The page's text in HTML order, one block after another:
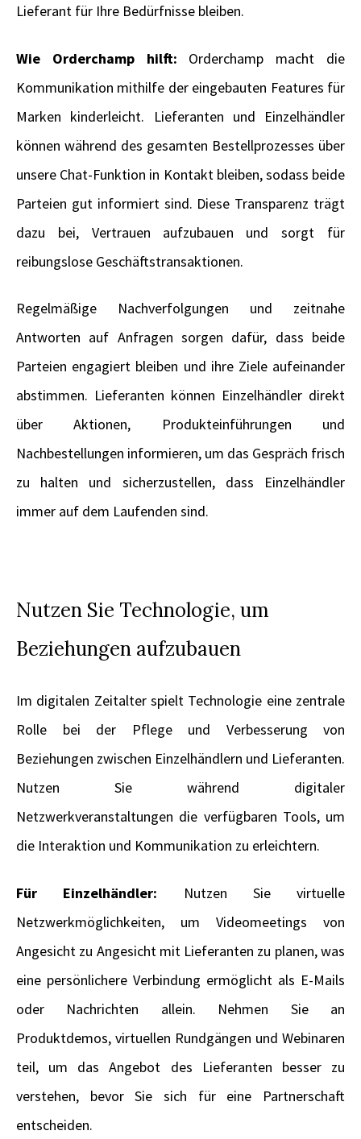
Lieferant für Ihre Bedürfnisse bleiben.
Wie Orderchamp hilft: Orderchamp macht die
Kommunikation mithilfe der eingebauten Features für
Marken kinderleicht. Lieferanten und Einzelhändler
können während des gesamten Bestellprozesses über
unsere Chat-Funktion in Kontakt bleiben, sodass beide
Parteien gut informiert sind. Diese Transparenz trägt
dazu bei, Vertrauen aufzubauen und sorgt für
reibungslose Geschäftstransaktionen.
Regelmäßige Nachverfolgungen und zeitnahe
Antworten auf Anfragen sorgen dafür, dass beide
Parteien engagiert bleiben und ihre Ziele aufeinander
abstimmen. Lieferanten können Einzelhändler direkt
über Aktionen, Produkteinführungen und
Nachbestellungen informieren, um das Gespräch frisch
zu halten und sicherzustellen, dass Einzelhändler
immer auf dem Laufenden sind.
Nutzen Sie Technologie, um
Beziehungen aufzubauen
Im digitalen Zeitalter spielt Technologie eine zentrale
Rolle bei der Pflege und Verbesserung von
Beziehungen zwischen Einzelhändlern und Lieferanten.
Nutzen Sie während digitaler
Netzwerkveranstaltungen die verfügbaren Tools, um
die Interaktion und Kommunikation zu erleichtern.
Für Einzelhändler: Nutzen Sie virtuelle
Netzwerkmöglichkeiten, um Videomeetings von
Angesicht zu Angesicht mit Lieferanten zu planen, was
eine persönlichere Verbindung ermöglicht als E-Mails
oder Nachrichten allein. Nehmen Sie an
Produktdemos, virtuellen Rundgängen und Webinaren
teil, um das Angebot des Lieferanten besser zu
verstehen, bevor Sie sich für eine Partnerschaft
entscheiden.